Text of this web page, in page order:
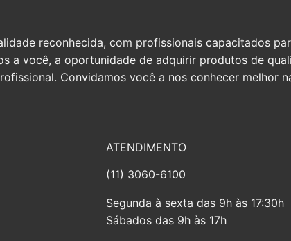
reconhecida, com profissionais capacitados
a você, a oportunidade de adquirir produtos de
Convidamos você a nos conhecer melhor
ATENDIMENTO
(11) 3060-6100
Segunda à sexta das 9h às 17:30h
Sábados das 9h às 17h